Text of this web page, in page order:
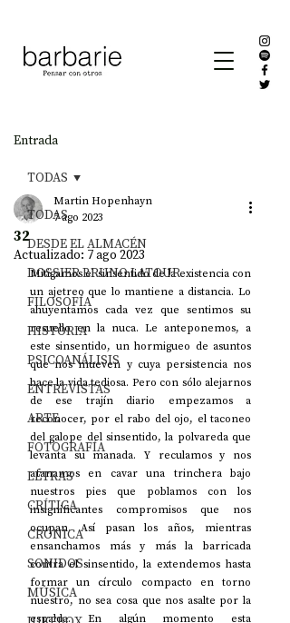
Entrada
TODAS
DESDE EL ALMACÉN
DOSSIER BRUNO LATOUR
FILOSOFÍA
HISTORIA
PSICOANÁLISIS
ENTREVISTAS
ARTE
FOTOGRAFÍA
LETRAS
CRÍTICA
CRÓNICA
SONIDOS
MÚSICA
TODAS
32
Martin Hopenhayn
7 ago 2023
Actualizado: 7 ago 2023
Mitigamos el sinsentido de la existencia con
un ajetreo que lo mantiene a distancia. Lo
ahuyentamos cada vez que sentimos su
resuello en la nuca. Le anteponemos, a
este sinsentido, un hormigueo de asuntos
que nos mueven y cuya persistencia nos
hace la vida tediosa. Pero con sólo alejarnos
de ese trajín diario empezamos a
reconocer, por el rabo del ojo, el taconeo
del galope del sinsentido, la polvareda que
levanta su manada. Y reculamos y nos
afanamos en cavar una trinchera bajo
nuestros pies que poblamos con los
insignificantes compromisos que nos
ocupan. Así pasan los años, mientras
ensanchamos más y más la barricada
contra el sinsentido, la extendemos hasta
formar un círculo compacto en torno
nuestro, no sea cosa que nos asalte por la
espalda. En algún momento esta